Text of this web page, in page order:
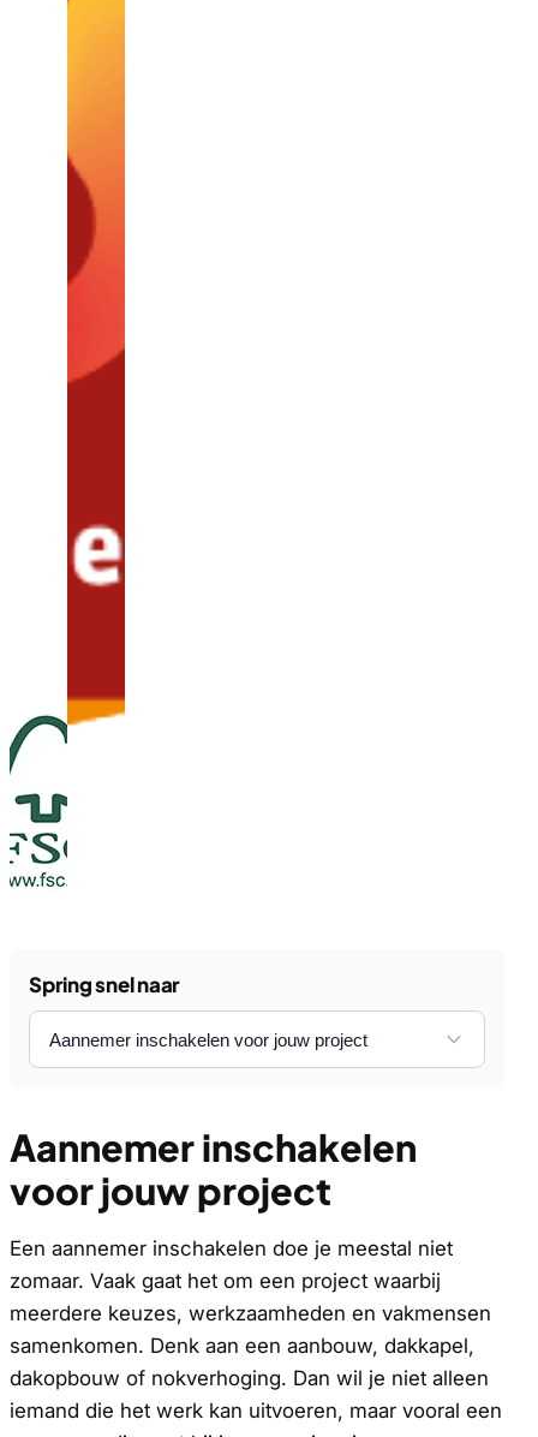
Spring snel naar
Aannemer inschakelen
voor jouw project
Een aannemer inschakelen doe je meestal niet
zomaar. Vaak gaat het om een project waarbij
meerdere keuzes, werkzaamheden en vakmensen
samenkomen. Denk aan een aanbouw, dakkapel,
dakopbouw of nokverhoging. Dan wil je niet alleen
iemand die het werk kan uitvoeren, maar vooral een